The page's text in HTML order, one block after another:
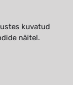
kuvatud
näitel.